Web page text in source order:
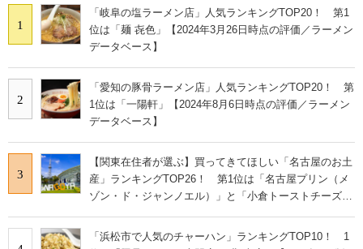
1
「岐阜の塩ラーメン店」人気ランキングTOP20！ 第1
位は「麺 㐂色」【2024年3月26日時点の評価／ラーメン
データベース】
2
「愛知の豚骨ラーメン店」人気ランキングTOP20！ 第
1位は「一陽軒」【2024年8月6日時点の評価／ラーメン
データベース】
3
【関東在住者が選ぶ】買ってきてほしい「名古屋のお土
産」ランキングTOP26！ 第1位は「名古屋プリン（メ
ゾン・ド・ジャンノエル）」と「小倉トーストチーズケ
「浜松市で人気のチャーハン」ランキングTOP10！ 1